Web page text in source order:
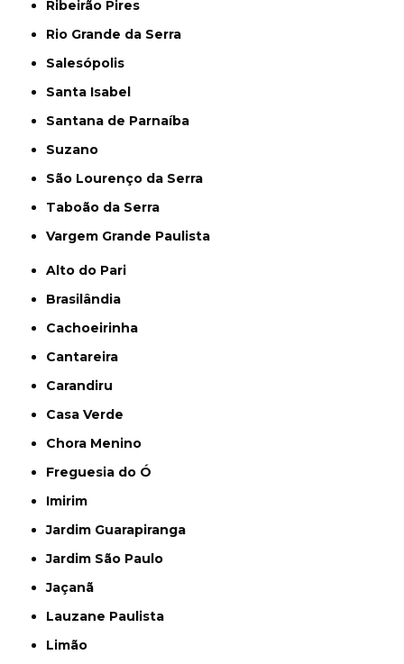
Ribeirão Pires
Rio Grande da Serra
Salesópolis
Santa Isabel
Santana de Parnaíba
Suzano
São Lourenço da Serra
Taboão da Serra
Vargem Grande Paulista
Alto do Pari
Brasilândia
Cachoeirinha
Cantareira
Carandiru
Casa Verde
Chora Menino
Freguesia do Ó
Imirim
Jardim Guarapiranga
Jardim São Paulo
Jaçanã
Lauzane Paulista
Limão